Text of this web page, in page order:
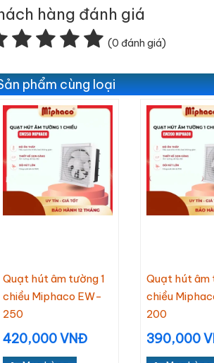
hàng đánh giá
(0 đánh giá)
phẩm cùng loại
Quạt hút âm tường 1
chiều Miphaco EW-
250
420,000 VNĐ
Quạt hút âm
chiều
200
390,000
3,165,000 VNĐ 2,595,000 VNĐ